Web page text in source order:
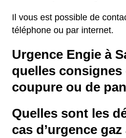
Il vous est possible de
téléphone ou par internet.
Urgence Engie à
quelles consignes
coupure ou de
Quelles sont les
cas d’urgence